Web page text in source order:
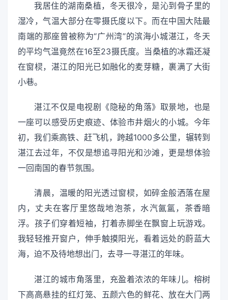
我居住的湖南桑植，冬天很冷，是沁到骨子里的
湿冷，气温大部分在零摄氏度以下。而在中国大陆最
南端的那座曾被称为“广州湾”的滨海小城湛江，冬天
的平均气温竟然在16至23摄氏度。当桑植的冰霜还凝
在窗棂，湛江的阳光已如融化的麦芽糖，裹满了大街
小巷。
湛江不仅是电视剧《隐秘的角落》取景地，也是
一座可以感受历史痕迹、体验市井烟火的小城。今年
初，我们乘高铁、赶飞机，跨越1000多公里，辗转到
湛江去过年，不仅是想追寻阳光和沙滩，更是想体验
一回南国的春节氛围。
清晨，温暖的阳光透过窗棂，如碎金般洒落在屋
内，丈夫在客厅里悠哉地泡茶，水汽氤氲，茶香暗
浮。孩子们穿着短袖，打着赤脚坐在飘窗上玩游戏。
我轻轻推开窗户，伸手触摸阳光，看着远处的蔚蓝大
海，迫不及待地想出门，去寻一寻湛江的年味。
湛江的城市角落里，充盈着浓浓的年味儿。榕树
下高高悬挂的红灯笼、五颜六色的鲜花、放在大门两